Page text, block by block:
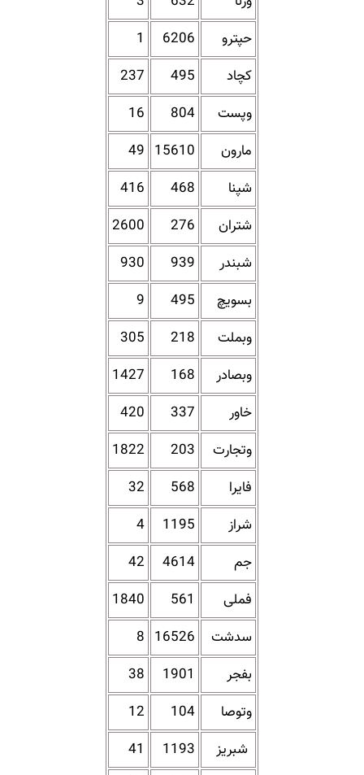
حپترو
6206
1
کچاد
495
237
وپست
804
16
مارون
15610
49
شپنا
468
416
شتران
276
2600
شبندر
939
930
بسویچ
495
9
وبملت
218
305
وبصادر
168
1427
خاور
337
420
وتجارت
203
1822
فایرا
568
32
شراز
1195
4
جم
4614
42
فملی
561
1840
سدشت
16526
8
بفجر
1901
38
وتوصا
104
12
شبریز
1193
41